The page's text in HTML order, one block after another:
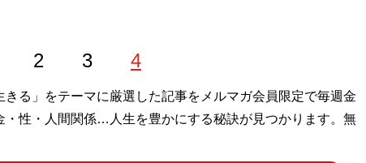
2 3 4
る」をテーマに厳選した記事をメルマガ会員限定で毎週金
・性・人間関係…人生を豊かにする秘訣が見つかります。無